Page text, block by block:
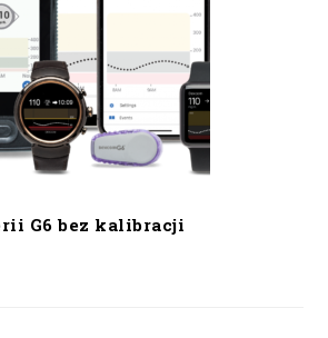
G6 bez kalibracji